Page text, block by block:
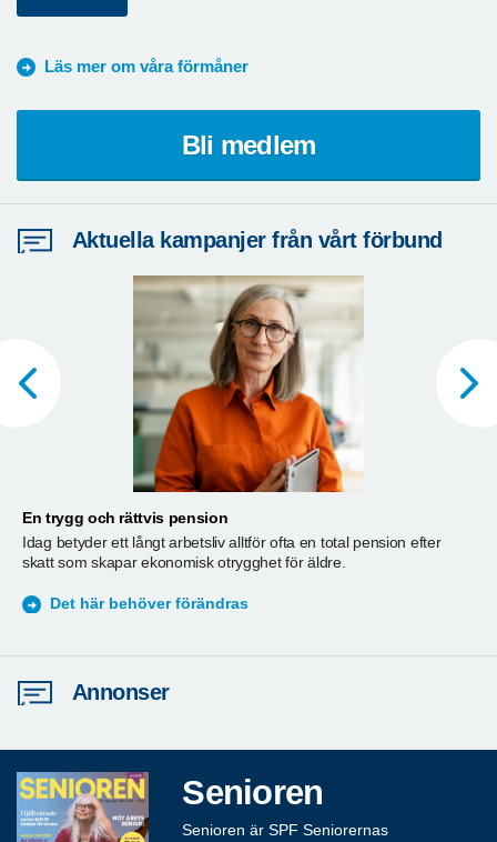
Läs mer om våra förmåner
Bli medlem
Aktuella kampanjer från vårt förbund
En trygg och rättvis pension
Idag betyder ett långt arbetsliv alltför ofta en total pension efter
skatt som skapar ekonomisk otrygghet för äldre.
Det här behöver förändras
Annonser
Senioren
Senioren är SPF Seniorernas